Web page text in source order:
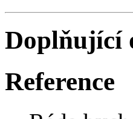
Doplňující
Reference